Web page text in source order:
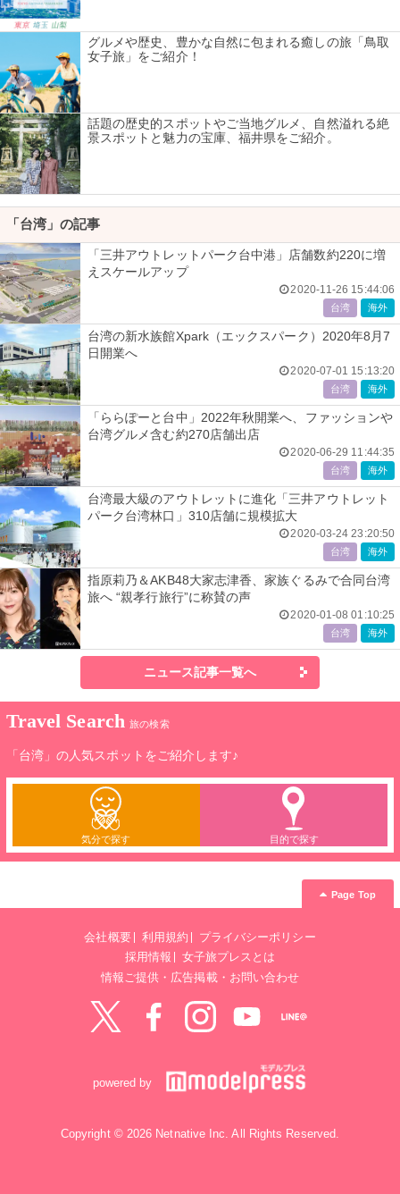
グルメや歴史、豊かな自然に包まれる癒しの旅「鳥取
女子旅」をご紹介！
話題の歴史的スポットやご当地グルメ、自然溢れる絶
景スポットと魅力の宝庫、福井県をご紹介。
「台湾」の記事
「三井アウトレットパーク台中港」店舗数約220に増
えスケールアップ
2020-11-26 15:44:06
台湾 海外
台湾の新水族館Xpark（エックスパーク）2020年8月7
日開業へ
2020-07-01 15:13:20
台湾 海外
「ららぽーと台中」2022年秋開業へ、ファッションや
台湾グルメ含む約270店舗出店
2020-06-29 11:44:35
台湾 海外
台湾最大級のアウトレットに進化「三井アウトレット
パーク台湾林口」310店舗に規模拡大
2020-03-24 23:20:50
台湾 海外
指原莉乃＆AKB48大家志津香、家族ぐるみで合同台湾
旅へ “親孝行旅行”に称賛の声
2020-01-08 01:10:25
台湾 海外
ニュース記事一覧へ
Travel Search 旅の検索
「台湾」の人気スポットをご紹介します♪
気分で探す 目的で探す
Page Top
会社概要 利用規約
プライバシーポリシー
採用情報
女子旅プレスとは
情報ご提供・広告掲載・お問い合わせ
powered by
Copyright © 2026 Netnative Inc. All Rights Reserved.